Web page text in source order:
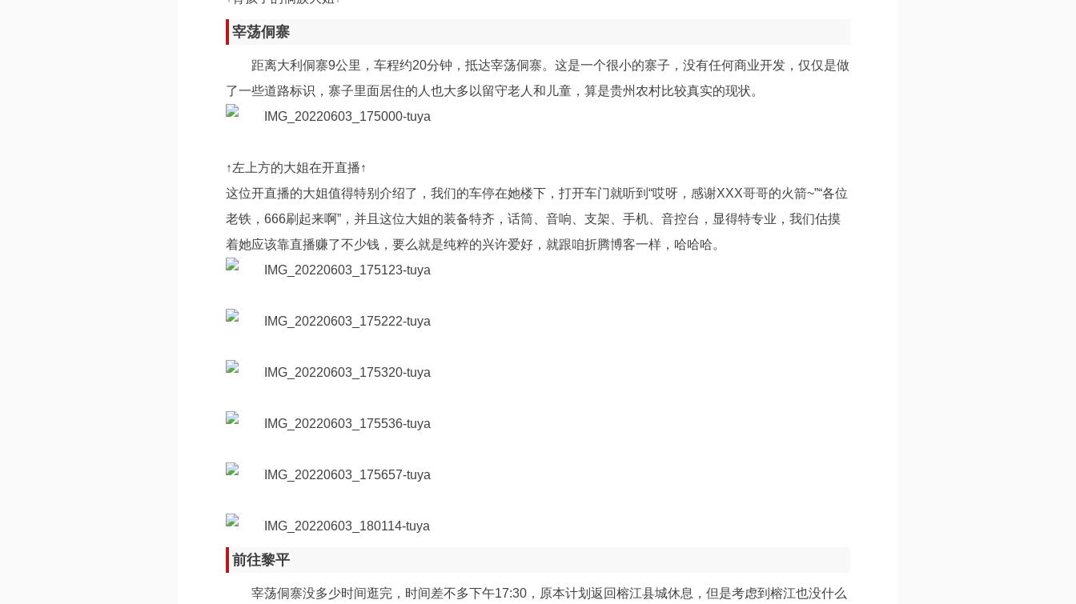
宰荡侗寨
距离大利侗寨9公里，车程约20分钟，抵达宰荡侗寨。这是一个很小的寨子，没有任何商业开发，仅仅是做
了一些道路标识，寨子里面居住的人也大多以留守老人和儿童，算是贵州农村比较真实的现状。
↑左上方的大姐在开直播↑
这位开直播的大姐值得特别介绍了，我们的车停在她楼下，打开车门就听到“哎呀，感谢XXX哥哥的火箭~”“各位
老铁，666刷起来啊”，并且这位大姐的装备特齐，话筒、音响、支架、手机、音控台，显得特专业，我们估摸
着她应该靠直播赚了不少钱，要么就是纯粹的兴许爱好，就跟咱折腾博客一样，哈哈哈。
前往黎平
宰荡侗寨没多少时间逛完，时间差不多下午17:30，原本计划返回榕江县城休息，但是考虑到榕江也没什么